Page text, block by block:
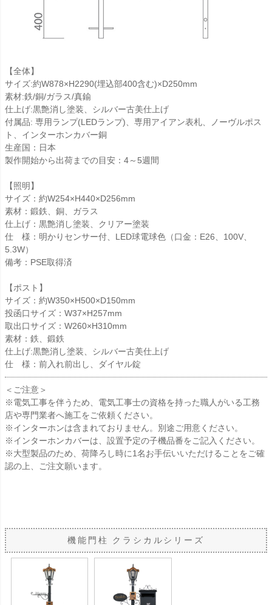
【全体】
サイズ:約W878×H2290(埋込部400含む)×D250mm
素材:鉄/銅/ガラス/真鍮
仕上げ:黒艶消し塗装、シルバー古美仕上げ
付属品: 専用ランプ(LEDランプ)、専用アイアン表札、ノーヴルポス
ト、インターホンカバー銅
生産国：日本
製作開始から出荷までの目安：4～5週間
【照明】
サイズ：約W254×H440×D256mm
素材：鍛鉄、銅、ガラス
仕上げ：黒艶消し塗装、クリアー塗装
仕 様：明かりセンサー付、LED球電球色（口金：E26、100V、
5.3W）
備考：PSE取得済
【ポスト】
サイズ：約W350×H500×D150mm
投函口サイズ：W37×H257mm
取出口サイズ：W260×H310mm
素材：鉄、鍛鉄
仕上げ:黒艶消し塗装、シルバー古美仕上げ
仕 様：前入れ前出し、ダイヤル錠
＜ご注意＞
※電気工事を伴うため、電気工事士の資格を持った職人がいる工務
店や専門業者へ施工をご依頼ください。
※インターホンは含まれておりません。別途ご用意ください。
※インターホンカバーは、設置予定の子機品番をご記入ください。
※大型製品のため、荷降ろし時に1名お手伝いいただけることをご確
認の上、ご注文願います。
機能門柱 クラシカルシリーズ